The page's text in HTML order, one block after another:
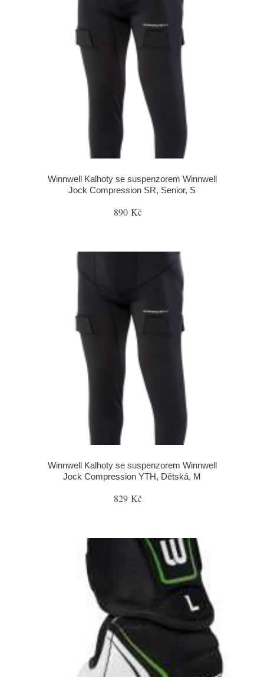
Winnwell Kalhoty se suspenzorem Winnwell
Jock Compression SR, Senior, S
890 Kč
Winnwell Kalhoty se suspenzorem Winnwell
Jock Compression YTH, Dětská, M
829 Kč